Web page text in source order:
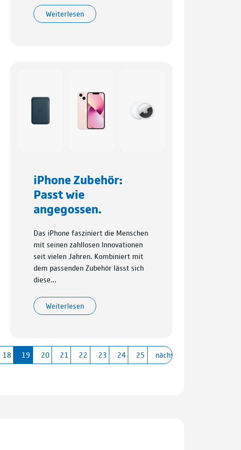
Weiterlesen
iPhone Zubehör:
Passt wie
angegossen.
Das iPhone fasziniert die Menschen
mit seinen zahllosen Innovationen
seit vielen Jahren. Kombiniert mit
dem passenden Zubehör lässt sich
diese…
Weiterlesen
18 19 20 21 22 23 24 25 nächste